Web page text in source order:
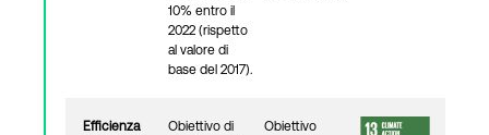
10% entro il
2022 (rispetto
al valore di
base del 2017).
Efficienza
Obiettivo di
Obiettivo